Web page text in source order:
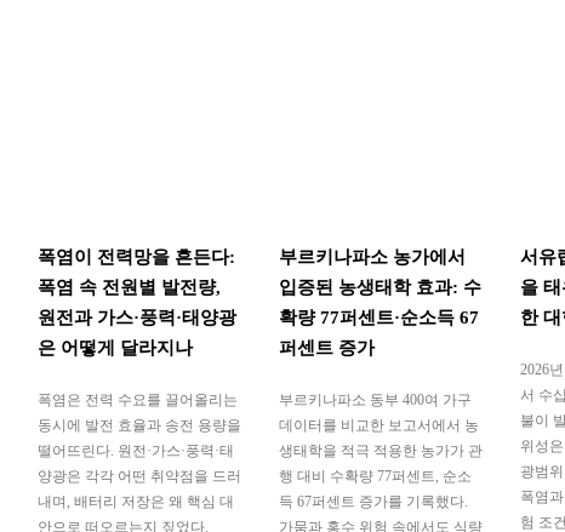
폭염이 전력망을 흔든다:
폭염 속 전원별 발전량,
원전과 가스·풍력·태양광
은 어떻게 달라지나
폭염은 전력 수요를 끌어올리는
동시에 발전 효율과 송전 용량을
떨어뜨린다. 원전·가스·풍력·태
양광은 각각 어떤 취약점을 드러
내며, 배터리 저장은 왜 핵심 대
안으로 떠오르는지 짚었다.
부르키나파소 농가에서
입증된 농생태학 효과: 수
확량 77퍼센트·순소득 67
퍼센트 증가
부르키나파소 동부 400여 가구
데이터를 비교한 보고서에서 농
생태학을 적극 적용한 농가가 관
행 대비 수확량 77퍼센트, 순소
득 67퍼센트 증가를 기록했다.
가뭄과 홍수 위험 속에서도 식량
서유
을
한
2026
서 수
불이
위성
광범
폭염
험 조